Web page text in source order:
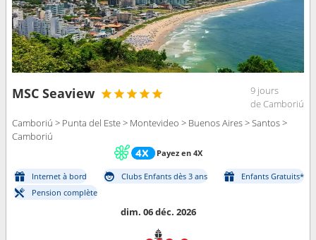
MSC Seaview
9 jours
de Camboriú
Camboriú > Punta del Este > Montevideo > Buenos Aires > Santos >
Camboriú
Payez en 4X
Internet à bord Clubs Enfants dès 3 ans
Enfants Gratuits*
Pension complète
dim. 06 déc. 2026